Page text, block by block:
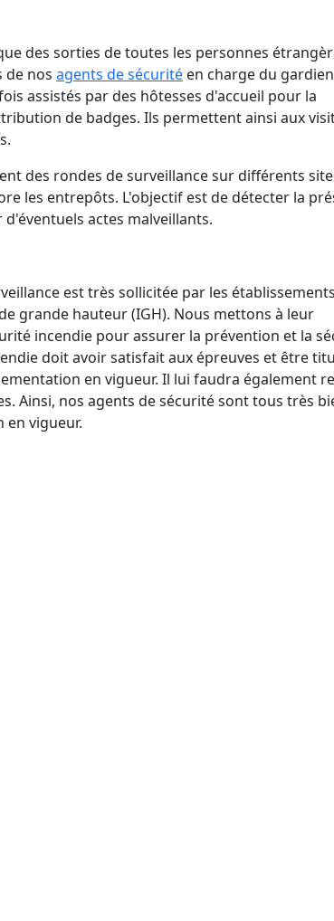
des sorties de toutes les personnes
de nos agents de sécurité en charge du
assistés par des hôtesses d'accueil pour la
de badges. Ils permettent ainsi aux
des rondes de surveillance sur différents
les entrepôts. L'objectif est de détecter la
actes malveillants.
est très sollicitée par les établissements
grande hauteur (IGH). Nous mettons à leur
incendie pour assurer la prévention et la
doit avoir satisfait aux épreuves et être
en vigueur. Il lui faudra également
Ainsi, nos agents de sécurité sont tous très
vigueur.